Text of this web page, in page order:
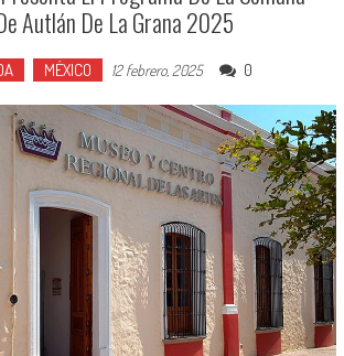
Autlán De La Grana 2025
MÉXICO 12 febrero, 2025 0